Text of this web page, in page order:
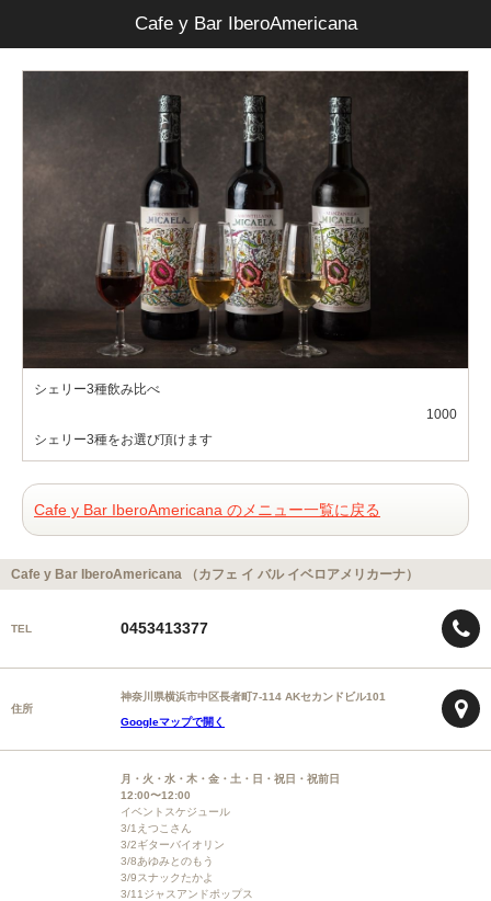
Cafe y Bar IberoAmericana
シェリー3種飲み比べ
1000
シェリー3種をお選び頂けます
Cafe y Bar IberoAmericana のメニュー一覧に戻る
Cafe y Bar IberoAmericana （カフェ イ バル イベロアメリカーナ）
TEL 0453413377
住所
神奈川県横浜市中区長者町7-114 AKセカンドビル101
Googleマップで開く
月・火・水・木・金・土・日・祝日・祝前日
12:00〜12:00
イベントスケジュール
3/1えつこさん
3/2ギターバイオリン
3/8あゆみとのもう
3/9スナックたかよ
3/11ジャスアンドポップス